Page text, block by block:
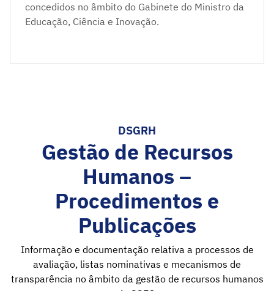
concedidos no âmbito do Gabinete do Ministro da
Educação, Ciência e Inovação.
DSGRH
Gestão de Recursos
Humanos –
Procedimentos e
Publicações
Informação e documentação relativa a processos de
avaliação, listas nominativas e mecanismos de
transparência no âmbito da gestão de recursos humanos